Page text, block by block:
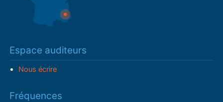
Espace auditeurs
Nous écrire
Fréquences